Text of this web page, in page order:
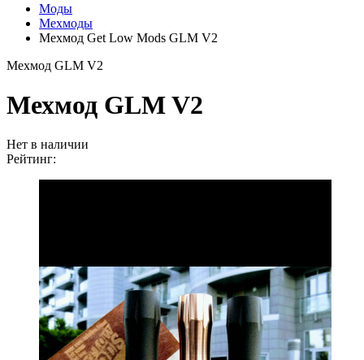
Моды
Мехмоды
Мехмод Get Low Mods GLM V2
Мехмод GLM V2
Мехмод GLM V2
Нет в наличии
Рейтинг: